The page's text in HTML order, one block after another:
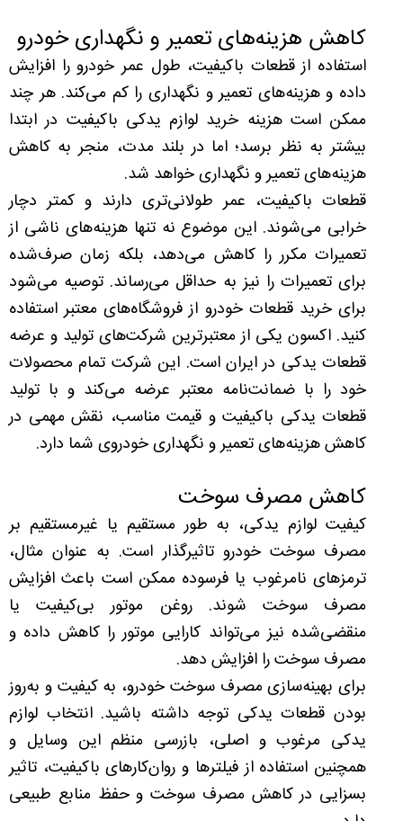
کاهش هزینه‌های تعمیر و نگهداری خودرو
استفاده از قطعات باکیفیت، طول عمر خودرو را افزایش
داده و هزینه‌های تعمیر و نگهداری را کم می‌کند. هر چند
ممکن است هزینه خرید لوازم یدکی باکیفیت در ابتدا
بیشتر به نظر برسد؛ اما در بلند مدت، منجر به کاهش
هزینه‌های تعمیر و نگهداری خواهد شد.
قطعات باکیفیت، عمر طولانی‌تری دارند و کمتر دچار
خرابی می‌شوند. این موضوع نه تنها هزینه‌های ناشی از
تعمیرات مکرر را کاهش می‌دهد، بلکه زمان صرف‌شده
برای تعمیرات را نیز به حداقل می‌رساند. توصیه می‌شود
برای خرید قطعات خودرو از فروشگاه‌های معتبر استفاده
کنید. اکسون یکی از معتبرترین شرکت‌های تولید و عرضه
قطعات یدکی در ایران است. این شرکت تمام محصولات
خود را با ضمانت‌نامه معتبر عرضه می‌کند و با تولید
قطعات یدکی باکیفیت و قیمت مناسب، نقش مهمی در
کاهش هزینه‌های تعمیر و نگهداری خودروی شما دارد.
کاهش مصرف سوخت
کیفیت لوازم یدکی، به طور مستقیم یا غیرمستقیم بر
مصرف سوخت خودرو تاثیرگذار است. به عنوان مثال،
ترمزهای نامرغوب یا فرسوده ممکن است باعث افزایش
مصرف سوخت شوند. روغن موتور بی‌کیفیت یا
منقضی‌شده نیز می‌تواند کارایی موتور را کاهش داده و
مصرف سوخت را افزایش دهد.
برای بهینه‌سازی مصرف سوخت خودرو، به کیفیت و به‌روز
بودن قطعات یدکی توجه داشته باشید. انتخاب لوازم
یدکی مرغوب و اصلی، بازرسی منظم این وسایل و
همچنین استفاده از فیلترها و روان‌کارهای باکیفیت، تاثیر
بسزایی در کاهش مصرف سوخت و حفظ منابع طبیعی